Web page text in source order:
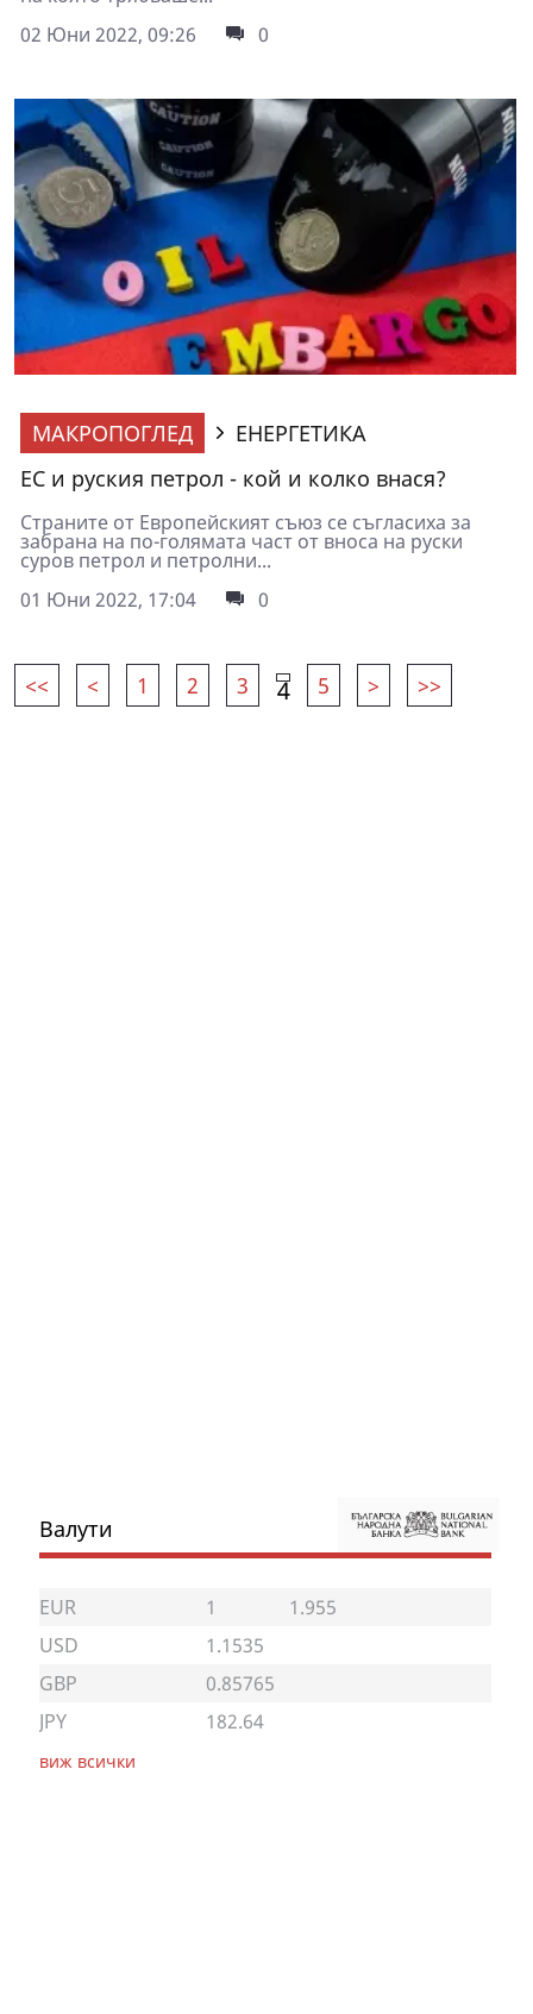
02 Юни 2022, 09:26
0
МАКРОПОГЛЕД
ЕНЕРГЕТИКА
ЕС и руския петрол - кой и колко внася?
Страните от Европейският съюз се съгласиха за
забрана на по-голямата част от вноса на руски
суров петрол и петролни...
01 Юни 2022, 17:04
0
<< < 1 2 3 4 5 > >>
Валути
EUR 1
1.955
USD
1.1535
GBP
0.85765
JPY
182.64
виж всички